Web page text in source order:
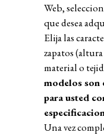
Web,
que desea
Elija las
zapatos
material o
modelos son
para usted
Una vez